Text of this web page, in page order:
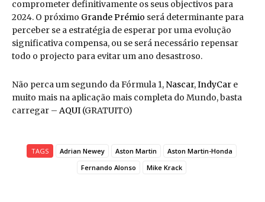
comprometer definitivamente os seus objectivos para
2024. O próximo Grande Prémio será determinante para
perceber se a estratégia de esperar por uma evolução
significativa compensa, ou se será necessário repensar
todo o projecto para evitar um ano desastroso.
Não perca um segundo da Fórmula 1, Nascar,IndyCar e
muito mais na aplicação mais completa do Mundo, basta
carregar – AQUI (GRATUITO)
TAGS Adrian Newey Aston Martin
Aston Martin-Honda
Fernando Alonso
Mike Krack